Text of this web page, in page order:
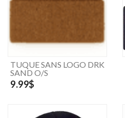
TUQUE SANS LOGO DRK
SAND O/S
9.99$